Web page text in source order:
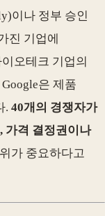
이나 정부 승인
진 기업에
오테크 기업의
은 제품
. 40개의 경쟁자가
가격 결정권이나
가 중요하다고